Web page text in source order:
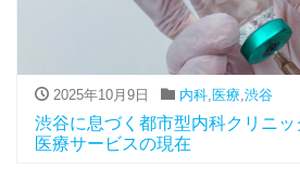
2025年10月9日 内科, 医療, 渋谷
渋谷に息づく都市型内科クリニ
医療サービスの現在